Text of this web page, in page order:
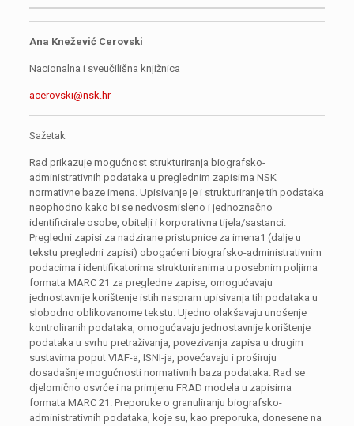
Ana Knežević Cerovski
Nacionalna i sveučilišna knjižnica
acerovski@nsk.hr
Sažetak
Rad prikazuje mogućnost strukturiranja biografsko-
administrativnih podataka u preglednim zapisima NSK
normativne baze imena. Upisivanje je i strukturiranje tih podataka
neophodno kako bi se nedvosmisleno i jednoznačno
identificirale osobe, obitelji i korporativna tijela/sastanci.
Pregledni zapisi za nadzirane pristupnice za imena1 (dalje u
tekstu pregledni zapisi) obogaćeni biografsko-administrativnim
podacima i identifikatorima strukturiranima u posebnim poljima
formata MARC 21 za pregledne zapise, omogućavaju
jednostavnije korištenje istih naspram upisivanja tih podataka u
slobodno oblikovanome tekstu. Ujedno olakšavaju unošenje
kontroliranih podataka, omogućavaju jednostavnije korištenje
podataka u svrhu pretraživanja, povezivanja zapisa u drugim
sustavima poput VIAF-a, ISNI-ja, povećavaju i proširuju
dosadašnje mogućnosti normativnih baza podataka. Rad se
djelomično osvrće i na primjenu FRAD modela u zapisima
formata MARC 21. Preporuke o granuliranju biografsko-
administrativnih podataka, koje su, kao preporuka, donesene na